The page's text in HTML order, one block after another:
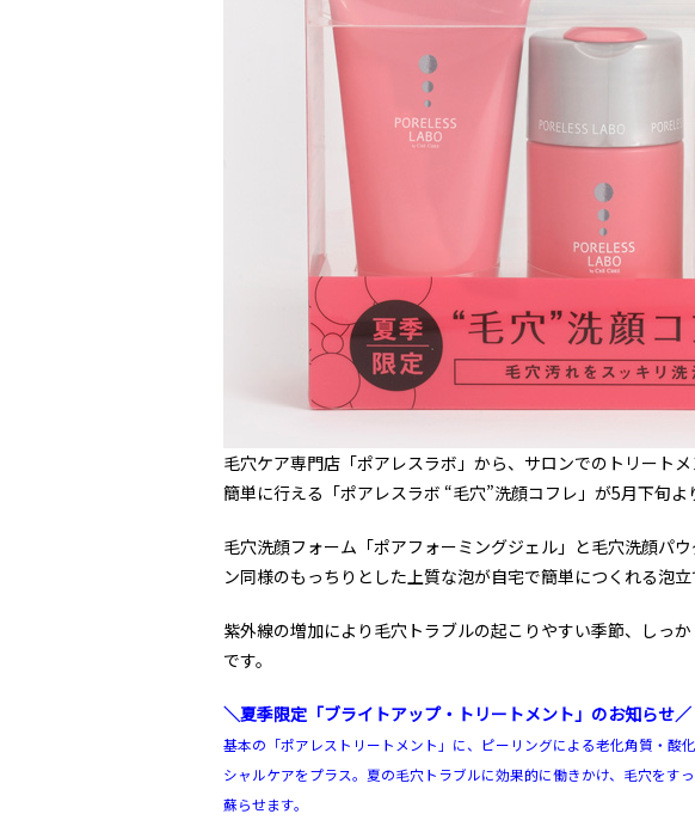
毛穴ケア専門店「ポアレスラボ」から、サロンでのトリート
簡単に行える「ポアレスラボ “毛穴”洗顔コフレ」が5月下旬よ
毛穴洗顔フォーム「ポアフォーミングジェル」と毛穴洗顔パ
ン同様のもっちりとした上質な泡が自宅で簡単につくれる泡立
紫外線の増加により毛穴トラブルの起こりやすい季節、しっ
です。
＼夏季限定「ブライトアップ・トリートメント」のお知らせ／
基本の「ポアレストリートメント」に、ピーリングによる老化角質・酸
シャルケアをプラス。夏の毛穴トラブルに効果的に働きかけ、毛穴をす
蘇らせます。